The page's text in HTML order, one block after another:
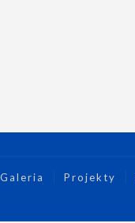
Galeria Projekty